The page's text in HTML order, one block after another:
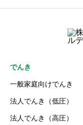
でんき
一般家庭向けでんき
法人でんき（低圧）
法人でんき（高圧）